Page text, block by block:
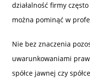
działalność firmy
można pominąć w
Nie bez znaczenia
uwarunkowaniami
spółce jawnej czy